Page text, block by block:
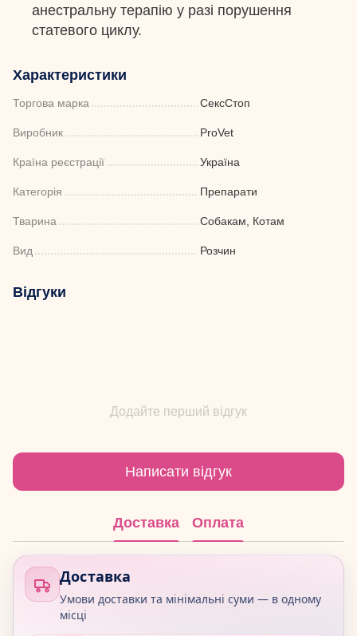
анестральну терапію у разі порушення
статевого циклу.
Характеристики
Торгова марка СексСтоп
Виробник ProVet
Країна реєстрації Україна
Категорія Препарати
Тварина Собакам, Котам
Вид Розчин
Відгуки
Додайте перший відгук
Написати відгук
Доставка Оплата
Доставка
Умови доставки та мінімальні суми — в одному
місці